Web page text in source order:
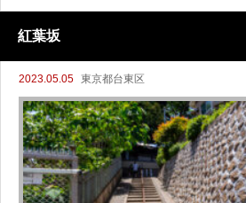
紅葉坂
2023.05.05 東京都台東区